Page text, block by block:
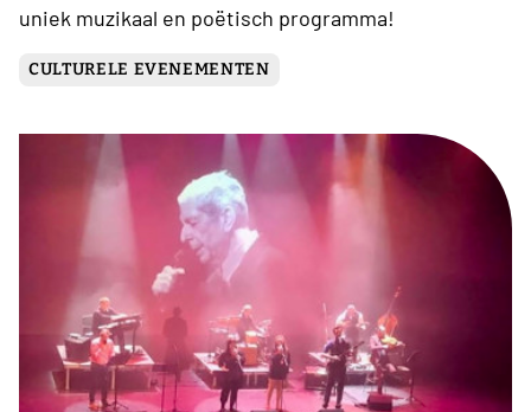
uniek muzikaal en poëtisch programma!
CULTURELE EVENEMENTEN